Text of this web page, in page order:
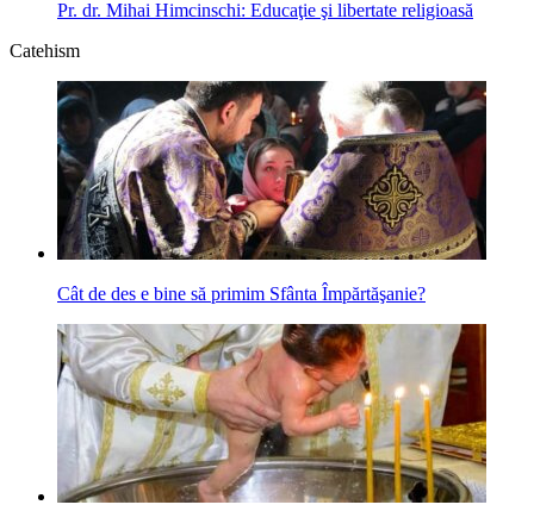
Pr. dr. Mihai Himcinschi: Educaţie şi libertate religioasă
Catehism
Cât de des e bine să primim Sfânta Împărtăşanie?